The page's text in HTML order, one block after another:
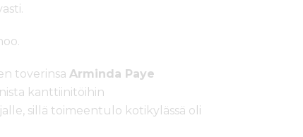
toverinsa Arminda Paye
kanttiinitöihin
sillä toimeentulo kotikylässä oli